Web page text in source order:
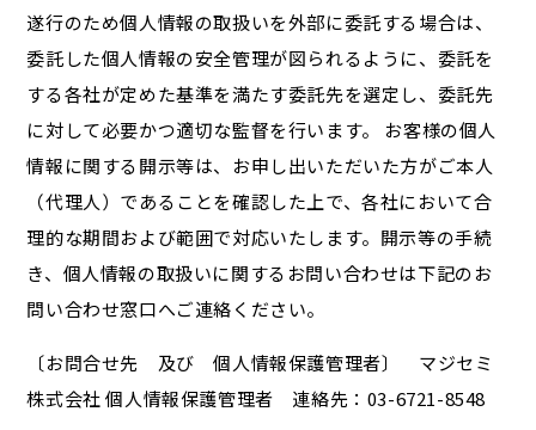
遂行のため個人情報の取扱いを外部に委託する場合は、
委託した個人情報の安全管理が図られるように、委託を
する各社が定めた基準を満たす委託先を選定し、委託先
に対して必要かつ適切な監督を行います。 お客様の個人
情報に関する開示等は、お申し出いただいた方がご本人
（代理人）であることを確認した上で、各社において合
理的な期間および範囲で対応いたします。開示等の手続
き、個人情報の取扱いに関するお問い合わせは下記のお
問い合わせ窓口へご連絡ください。
〔お問合せ先 及び 個人情報保護管理者〕 マジセミ
株式会社 個人情報保護管理者 連絡先：03-6721-8548